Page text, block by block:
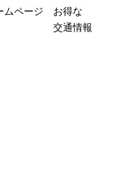
ムページ
お得な
交通情報